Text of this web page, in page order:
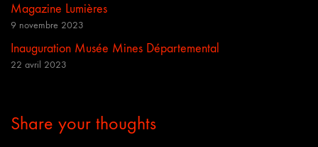
Magazine Lumières
9 novembre 2023
Inauguration Musée Mines Départemental
22 avril 2023
Share your thoughts